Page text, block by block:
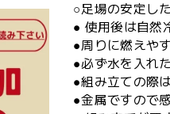
○足場の安定し
● 使用後は自然
●周りに燃えや
●必ず水を入れ
●組み立ての際
●金属ですので